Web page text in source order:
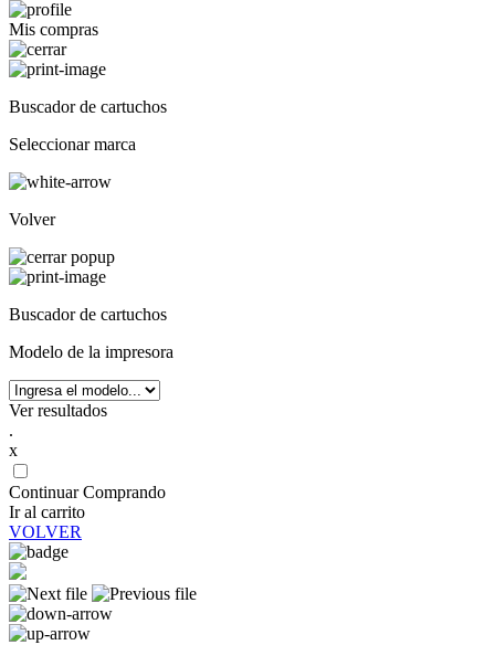
Mis compras
Buscador de cartuchos
Seleccionar marca
Volver
Buscador de cartuchos
Modelo de la impresora
Ver resultados
.
x
Continuar Comprando
Ir al carrito
VOLVER